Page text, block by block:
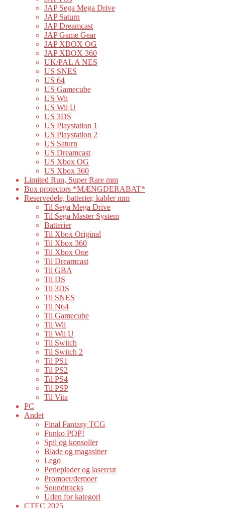
JAP Sega Mega Drive
JAP Saturn
JAP Dreamcast
JAP Game Gear
JAP XBOX OG
JAP XBOX 360
UK/PAL A NES
US SNES
US 64
US Gamecube
US Wii
US Wii U
US 3DS
US Playstation 1
US Playstation 2
US Saturn
US Dreamcast
US Xbox OG
US Xbox 360
Limited Run, Super Rare mm
Box protectors *MÆNGDERABAT*
Reservedele, batterier, kabler mm
Til Sega Mega Drive
Til Sega Master System
Batterier
Til Xbox Original
Til Xbox 360
Til Xbox One
Til Dreamcast
Til GBA
Til DS
Til 3DS
Til SNES
Til N64
Til Gamecube
Til Wii
Til Wii U
Til Switch
Til Switch 2
Til PS1
Til PS2
Til PS4
Til PSP
Til Vita
PC
Andet
Final Fantasy TCG
Funko POP!
Spil og konsoller
Blade og magasiner
Lego
Perleplader og lasercut
Promoer/demoer
Soundtracks
Uden for kategori
CTEC 2025